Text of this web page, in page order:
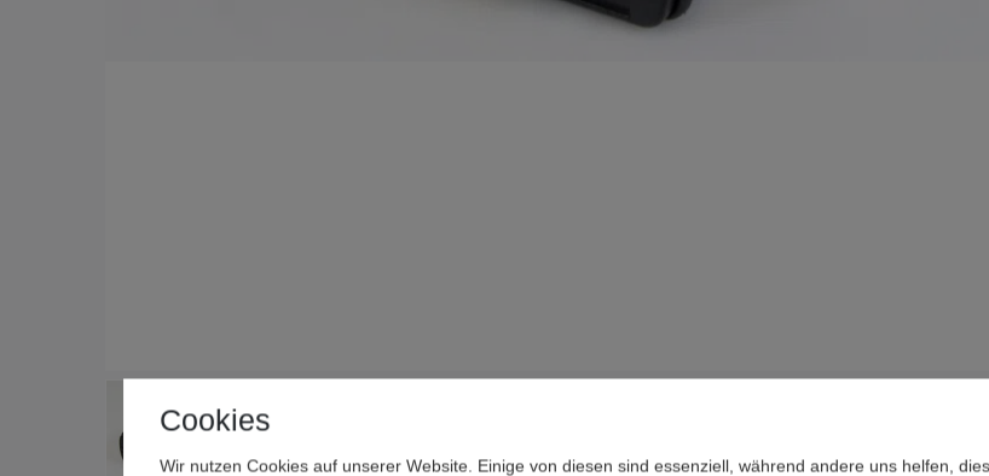
Cookies
Wir nutzen Cookies auf unserer Website. Einige von diesen sind essenziell, während andere uns helfen,